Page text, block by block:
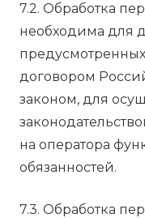
7.2. Обработка
необходима для
договором
законом, для
на оператора
обязанностей.
7.3. Обработка